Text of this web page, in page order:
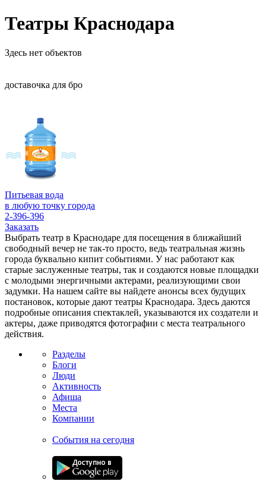
Театры Краснодара
Здесь нет объектов
доставочка для бро
Питьевая вода
в любую точку города
2-396-396
Заказать
Выбрать театр в Краснодаре для посещения в ближайший
свободный вечер не так-то просто, ведь театральная жизнь
города буквально кипит событиями. У нас работают как
старые заслуженные театры, так и создаются новые площадки
с молодыми энергичными актерами, реализующими свои
задумки. На нашем сайте вы найдете анонсы всех будущих
постановок, которые дают театры Краснодара. Здесь даются
подробные описания спектаклей, указываются их создатели и
актеры, даже приводятся фотографии с места театрального
действия.
Разделы
Блоги
Люди
Активность
Афиша
Места
Компании
События на сегодня